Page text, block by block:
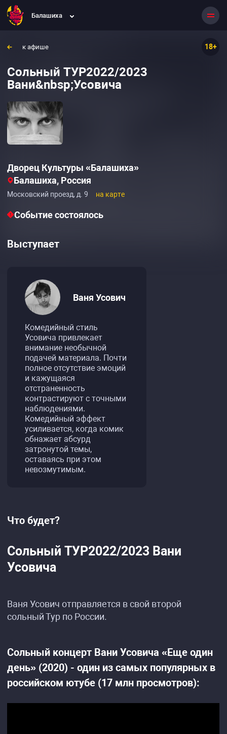
Балашиха
к афише 18+
Сольный ТУР2022/2023
Вани&nbsp;Усовича
Дворец Культуры «Балашиха»
Балашиха, Россия
Московский проезд, д. 9 на карте
Событие состоялось
Выступает
Ваня Усович
Комедийный стиль
Усовича привлекает
внимание необычной
подачей материала. Почти
полное отсутствие эмоций
и кажущаяся
отстраненность
контрастируют с точными
наблюдениями.
Комедийный эффект
усиливается, когда комик
обнажает абсурд
затронутой темы,
оставаясь при этом
невозмутимым.
Что будет?
Сольный ТУР2022/2023 Вани
Усовича
Ваня Усович отправляется в свой второй
сольный Тур по России.
Сольный концерт Вани Усовича «Еще один
день» (2020) - один из самых популярных в
российском ютубе (17 млн просмотров):